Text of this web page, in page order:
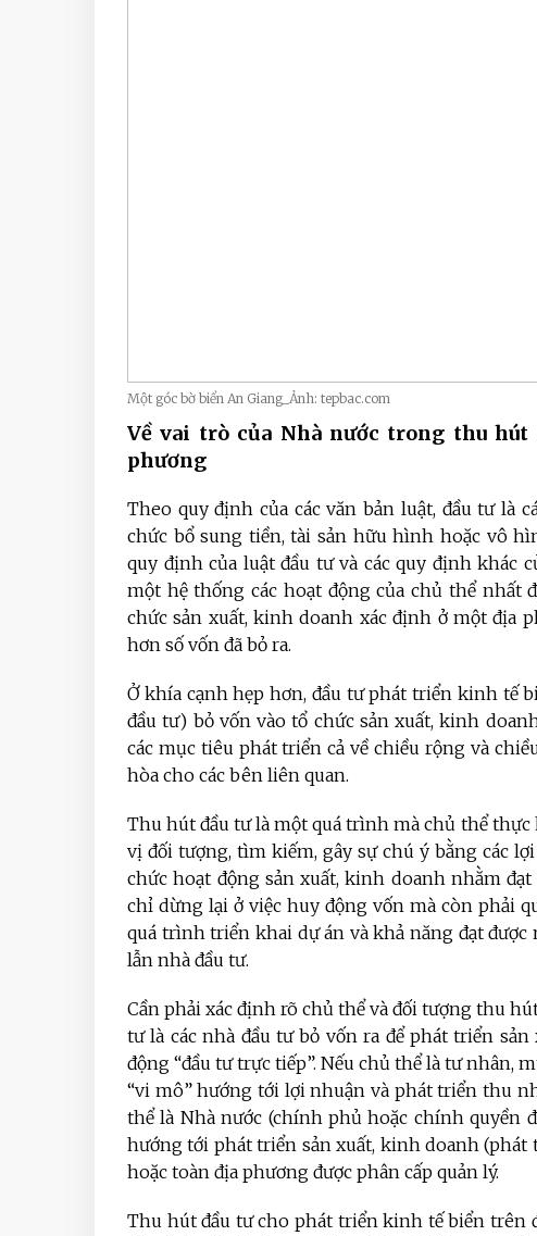
Một góc bờ biển An Giang_Ảnh: tepbac.com
Về vai trò của Nhà nước trong thu
phương
Theo quy định của các văn bản luật, đầu tư là
chức bổ sung tiền, tài sản hữu hình hoặc vô
quy định của luật đầu tư và các quy định khác
một hệ thống các hoạt động của chủ thể
chức sản xuất, kinh doanh xác định ở một địa
hơn số vốn đã bỏ ra.
Ở khía cạnh hẹp hơn, đầu tư phát triển kinh tế
đầu tư) bỏ vốn vào tổ chức sản xuất, kinh
các mục tiêu phát triển cả về chiều rộng và
hòa cho các bên liên quan.
Thu hút đầu tư là một quá trình mà chủ thể
vị đối tượng, tìm kiếm, gây sự chú ý bằng các
chức hoạt động sản xuất, kinh doanh nhằm
chỉ dừng lại ở việc huy động vốn mà còn phải
quá trình triển khai dự án và khả năng đạt
lẫn nhà đầu tư.
Cần phải xác định rõ chủ thể và đối tượng thu
tư là các nhà đầu tư bỏ vốn ra để phát triển
động “đầu tư trực tiếp”. Nếu chủ thể là tư nhân,
“vi mô” hướng tới lợi nhuận và phát triển thu
thể là Nhà nước (chính phủ hoặc chính quyền
hướng tới phát triển sản xuất, kinh doanh (phát
hoặc toàn địa phương được phân cấp quản lý.
Thu hút đầu tư cho phát triển kinh tế biển trên